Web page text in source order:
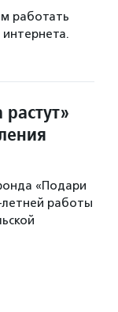
работать
«Подари
летней работы